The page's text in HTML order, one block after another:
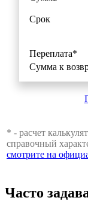
Срок
Переплата*
Сумма к
* - расчет
справочный
смотрите на
Часто